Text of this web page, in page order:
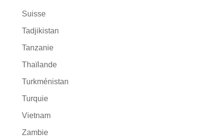
Suisse
Tadjikistan
Tanzanie
Thaïlande
Turkménistan
Turquie
Vietnam
Zambie